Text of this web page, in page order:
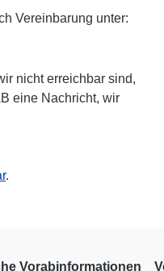
Vereinbarung unter:
nicht erreichbar sind,
eine Nachricht, wir
.
Vorabinformationen